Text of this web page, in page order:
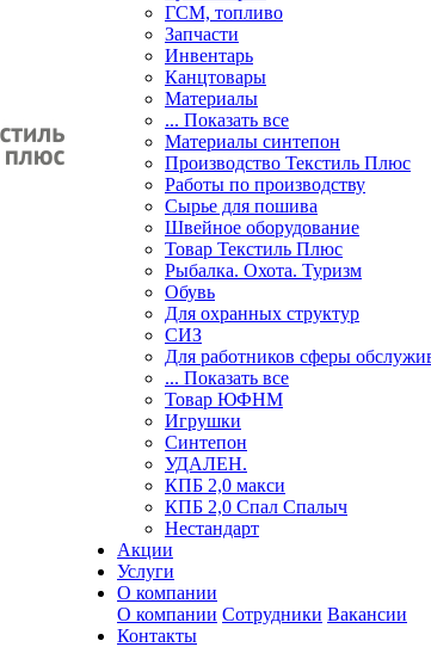
ГСМ, топливо
Запчасти
Инвентарь
Канцтовары
Материалы
... Показать все
Материалы синтепон
Производство Текстиль Плюс
Работы по производству
Сырье для пошива
Швейное оборудование
Товар Текстиль Плюс
Рыбалка. Охота. Туризм
Обувь
Для охранных структур
СИЗ
Для работников сферы
... Показать все
Товар ЮФНМ
Игрушки
Синтепон
УДАЛЕН.
КПБ 2,0 макси
КПБ 2,0 Спал Спалыч
Нестандарт
Акции
Услуги
О компании
О компании Сотрудники Вакансии
Контакты